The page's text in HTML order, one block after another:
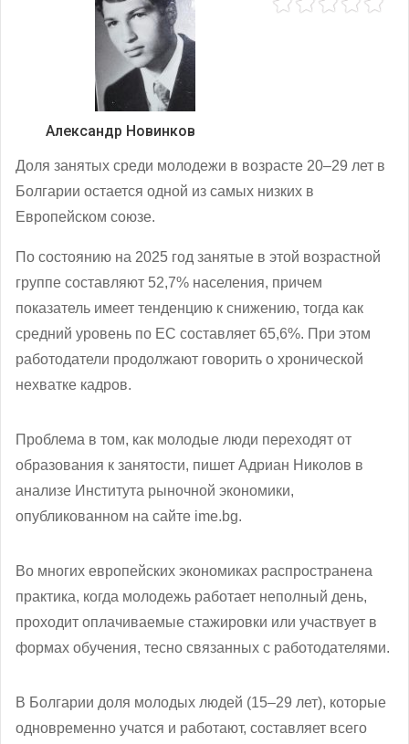
Александр Новинков
Доля занятых среди молодежи в возрасте 20–29 лет в
Болгарии остается одной из самых низких в
Европейском союзе.
По состоянию на 2025 год занятые в этой возрастной
группе составляют 52,7% населения, причем
показатель имеет тенденцию к снижению, тогда как
средний уровень по ЕС составляет 65,6%. При этом
работодатели продолжают говорить о хронической
нехватке кадров.
Проблема в том, как молодые люди переходят от
образования к занятости, пишет Адриан Николов в
анализе Института рыночной экономики,
опубликованном на сайте ime.bg.
Во многих европейских экономиках распространена
практика, когда молодежь работает неполный день,
проходит оплачиваемые стажировки или участвует в
формах обучения, тесно связанных с работодателями.
В Болгарии доля молодых людей (15–29 лет), которые
одновременно учатся и работают, составляет всего